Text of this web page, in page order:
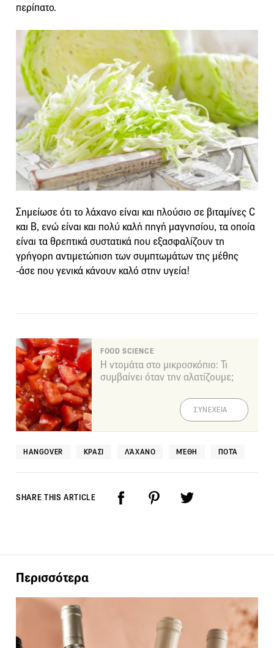
περίπατο.
Σημείωσε ότι το λάχανο είναι και πλούσιο σε βιταμίνες C
και Β, ενώ είναι και πολύ καλή πηγή μαγνησίου, τα οποία
είναι τα θρεπτικά συστατικά που εξασφαλίζουν τη
γρήγορη αντιμετώπιση των συμπτωμάτων της μέθης
-άσε που γενικά κάνουν καλό στην υγεία!
FOOD SCIENCE
Η ντομάτα στο μικροσκόπιο: Τι
συμβαίνει όταν την αλατίζουμε;
ΣΥΝΕΧΕΙΑ
HANGOVER ΚΡΑΣΊ ΛΆΧΑΝΟ ΜΈΘΗ ΠΟΤΆ
SHARE THIS ARTICLE
Περισσότερα